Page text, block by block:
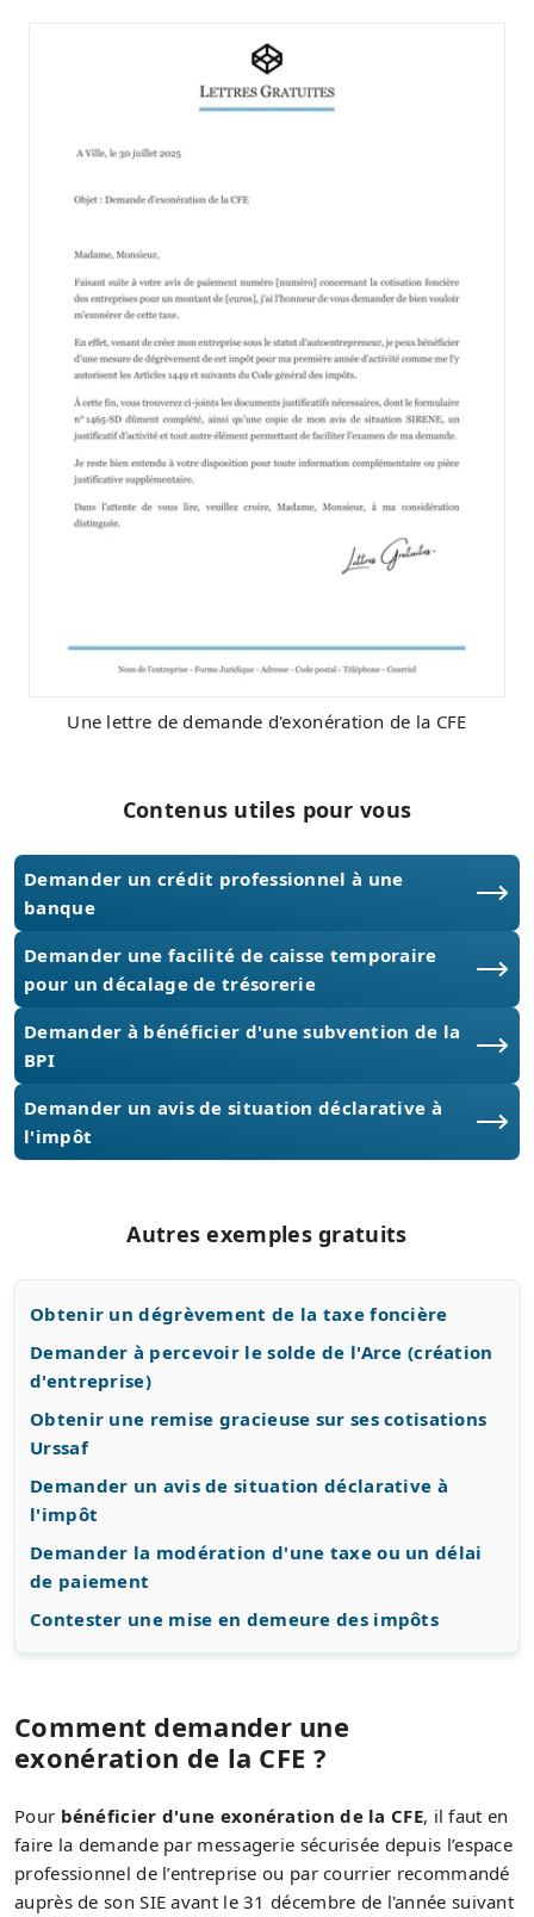
Une lettre de demande d'exonération de la CFE
Contenus utiles pour vous
Demander un crédit professionnel à une
banque
Demander une facilité de caisse temporaire
pour un décalage de trésorerie
Demander à bénéficier d'une subvention de la
BPI
Demander un avis de situation déclarative à
l'impôt
Autres exemples gratuits
Obtenir un dégrèvement de la taxe foncière
Demander à percevoir le solde de l'Arce (création
d'entreprise)
Obtenir une remise gracieuse sur ses cotisations
Urssaf
Demander un avis de situation déclarative à
l'impôt
Demander la modération d'une taxe ou un délai
de paiement
Contester une mise en demeure des impôts
Comment demander une
exonération de la CFE ?
Pour bénéficier d'une exonération de la CFE, il faut en
faire la demande par messagerie sécurisée depuis l’espace
professionnel de l’entreprise ou par courrier recommandé
auprès de son SIE avant le 31 décembre de l'année suivant